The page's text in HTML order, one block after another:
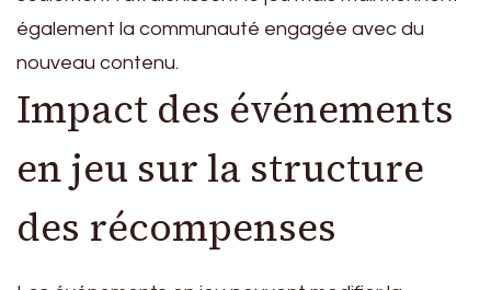
également la communauté engagée avec du
nouveau contenu.
Impact des événements
en jeu sur la structure
des récompenses